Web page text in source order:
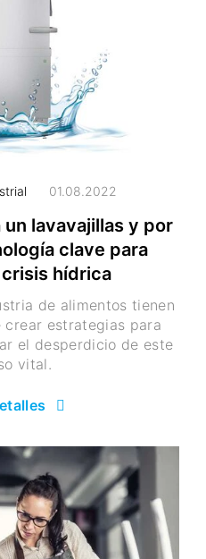
01.08.2022
lavavajillas y por
clave para
hídrica
de alimentos tienen
estrategias para
el desperdicio de este
vital.